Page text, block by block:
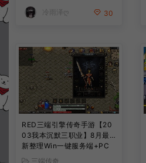
+视频教程
冷雨泽ღ 30
RED三端引擎传奇手游【20
03我本沉默三职业】8月最
新整理Win一键服务端+PC
安卓+详细搭建教程
三端传奇